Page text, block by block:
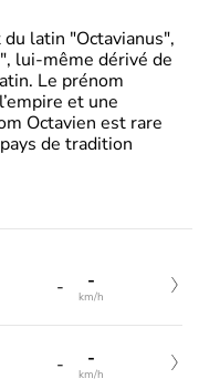
latin "Octavianus",
lui-même dérivé de
Le prénom
et une
Octavien est rare
de tradition
- -
km/h
- -
km/h